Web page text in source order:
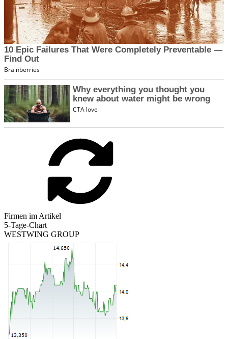
Firmen im Artikel
5-Tage-Chart
WESTWING GROUP